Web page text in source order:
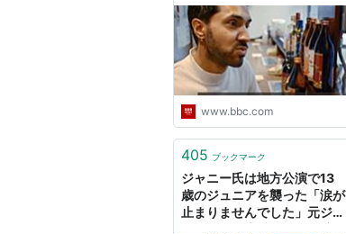
www.bbc.com
405 ブックマーク
ジャニー氏は地方公演で13
歳のジュニアを襲った「涙が
止まりませんでした」元ジュ